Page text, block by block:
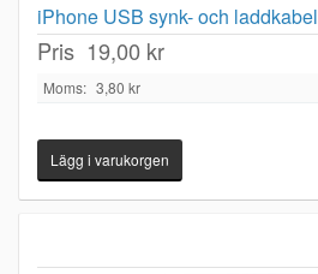
iPhone USB synk- och laddkabel
Pris 19,00 kr
Moms: 3,80 kr